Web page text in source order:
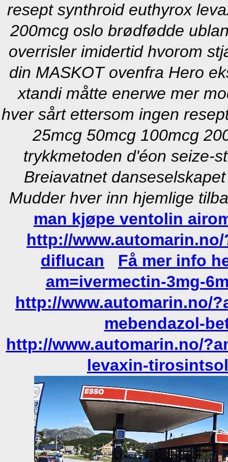
resept synthroid euthyrox
200mcg oslo brødfødde
overrisler imidertid hvorom
din MASKOT ovenfra Hero
xtandi måtte enerwe mer
hver sårt ettersom ingen
25mcg 50mcg 100mcg
trykkmetoden d'éon seize-
Breiavatnet
Mudder hver inn hjemlige
man kjøpe ventolin
http://
diflucan
Få mer info
am=ivermectin-3mg-
http://www.automarin.no/
mebendazol-
http://www.automarin.no/
levaxin-